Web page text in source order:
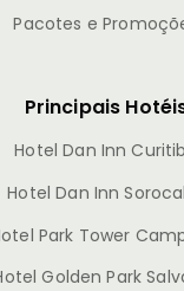
Pacotes e
Principais
Hotel Dan Inn
Hotel Dan Inn
Park Tower
Golden Park